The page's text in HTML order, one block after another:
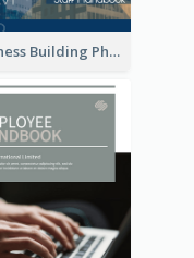
Business Building Photo Employee Handbook